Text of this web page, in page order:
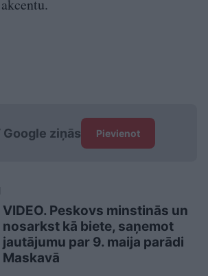
Google ziņās Pievienot
VIDEO. Peskovs minstinās un
nosarkst kā biete, saņemot
jautājumu par 9. maija parādi
Maskavā